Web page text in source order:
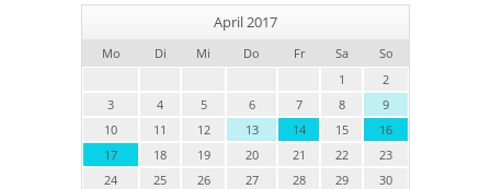
April 2017
Mo Di Mi Do Fr Sa
So
1
2
3
4 5 6 7 8
9
10
11 12 13 14 15
16
17
18 19 20 21 22
23
24
25 26 27 28 29 30